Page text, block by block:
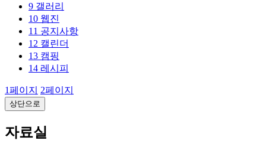
9 갤러리
10 웹진
11 공지사항
12 캘린더
13 캠핑
14 레시피
1페이지 2페이지
상단으로
자료실